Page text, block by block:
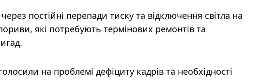
постійні перепади тиску та відключення світла на
які потребують термінових ремонтів та
на проблемі дефіциту кадрів та необхідності